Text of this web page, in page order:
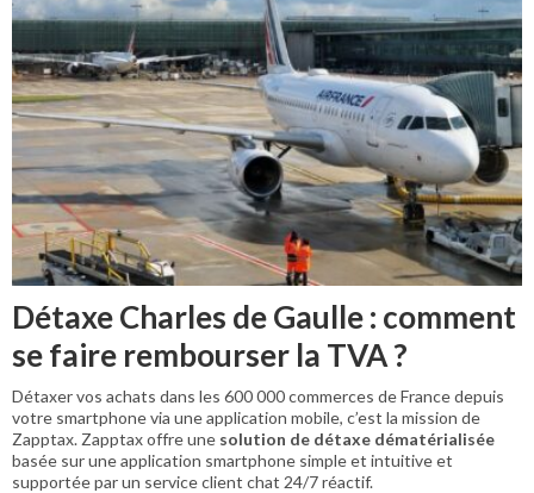
Détaxe Charles de Gaulle : comment
se faire rembourser la TVA ?
Détaxer vos achats dans les 600 000 commerces de France depuis
votre smartphone via une application mobile, c’est la mission de
Zapptax. Zapptax offre une solution de détaxe dématérialisée
basée sur une application smartphone simple et intuitive et
supportée par un service client chat 24/7 réactif.